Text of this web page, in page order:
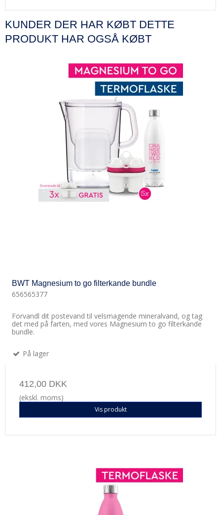
KUNDER DER HAR KØBT DETTE
PRODUKT HAR OGSÅ KØBT
BWT Magnesium to go filterkande bundle
656565377
Forvandl dit postevand til velsmagende mineralvand, og tag
det med på farten, med vores Magnesium to go filterkande
bundle.
På lager
412,00 DKK
(ekskl. moms)
Vis produkt